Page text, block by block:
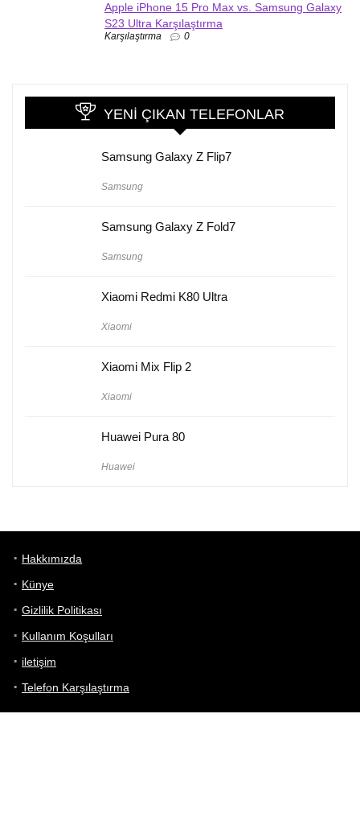
Apple iPhone 15 Pro Max vs. Samsung Galaxy
S23 Ultra Karşılaştırma
Karşılaştırma 0
YENI ÇIKAN TELEFONLAR
Samsung Galaxy Z Flip7
Samsung
Samsung Galaxy Z Fold7
Samsung
Xiaomi Redmi K80 Ultra
Xiaomi
Xiaomi Mix Flip 2
Xiaomi
Huawei Pura 80
Huawei
Hakkımızda
Künye
Gizlilik Politikası
Kullanım Koşulları
iletişim
Telefon Karşılaştırma